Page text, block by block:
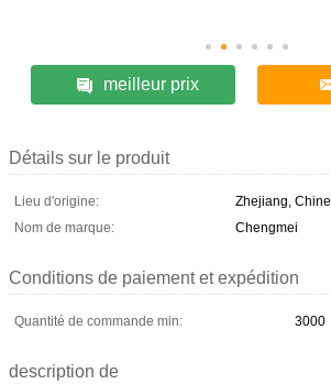
meilleur prix
Détails sur le produit
Lieu d'origine:
Zhejiang, Chine
Nom de marque:
Chengmei
Conditions de paiement et expédition
Quantité de commande min: 3000
description de